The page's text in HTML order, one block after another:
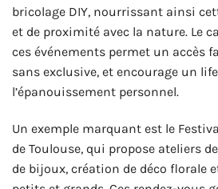
bricolage DIY, nourrissant ainsi
et de proximité avec la nature. Le
ces événements permet un accès
sans exclusive, et encourage un
l’épanouissement personnel.
Un exemple marquant est le
de Toulouse, qui propose ateliers
de bijoux, création de déco florale